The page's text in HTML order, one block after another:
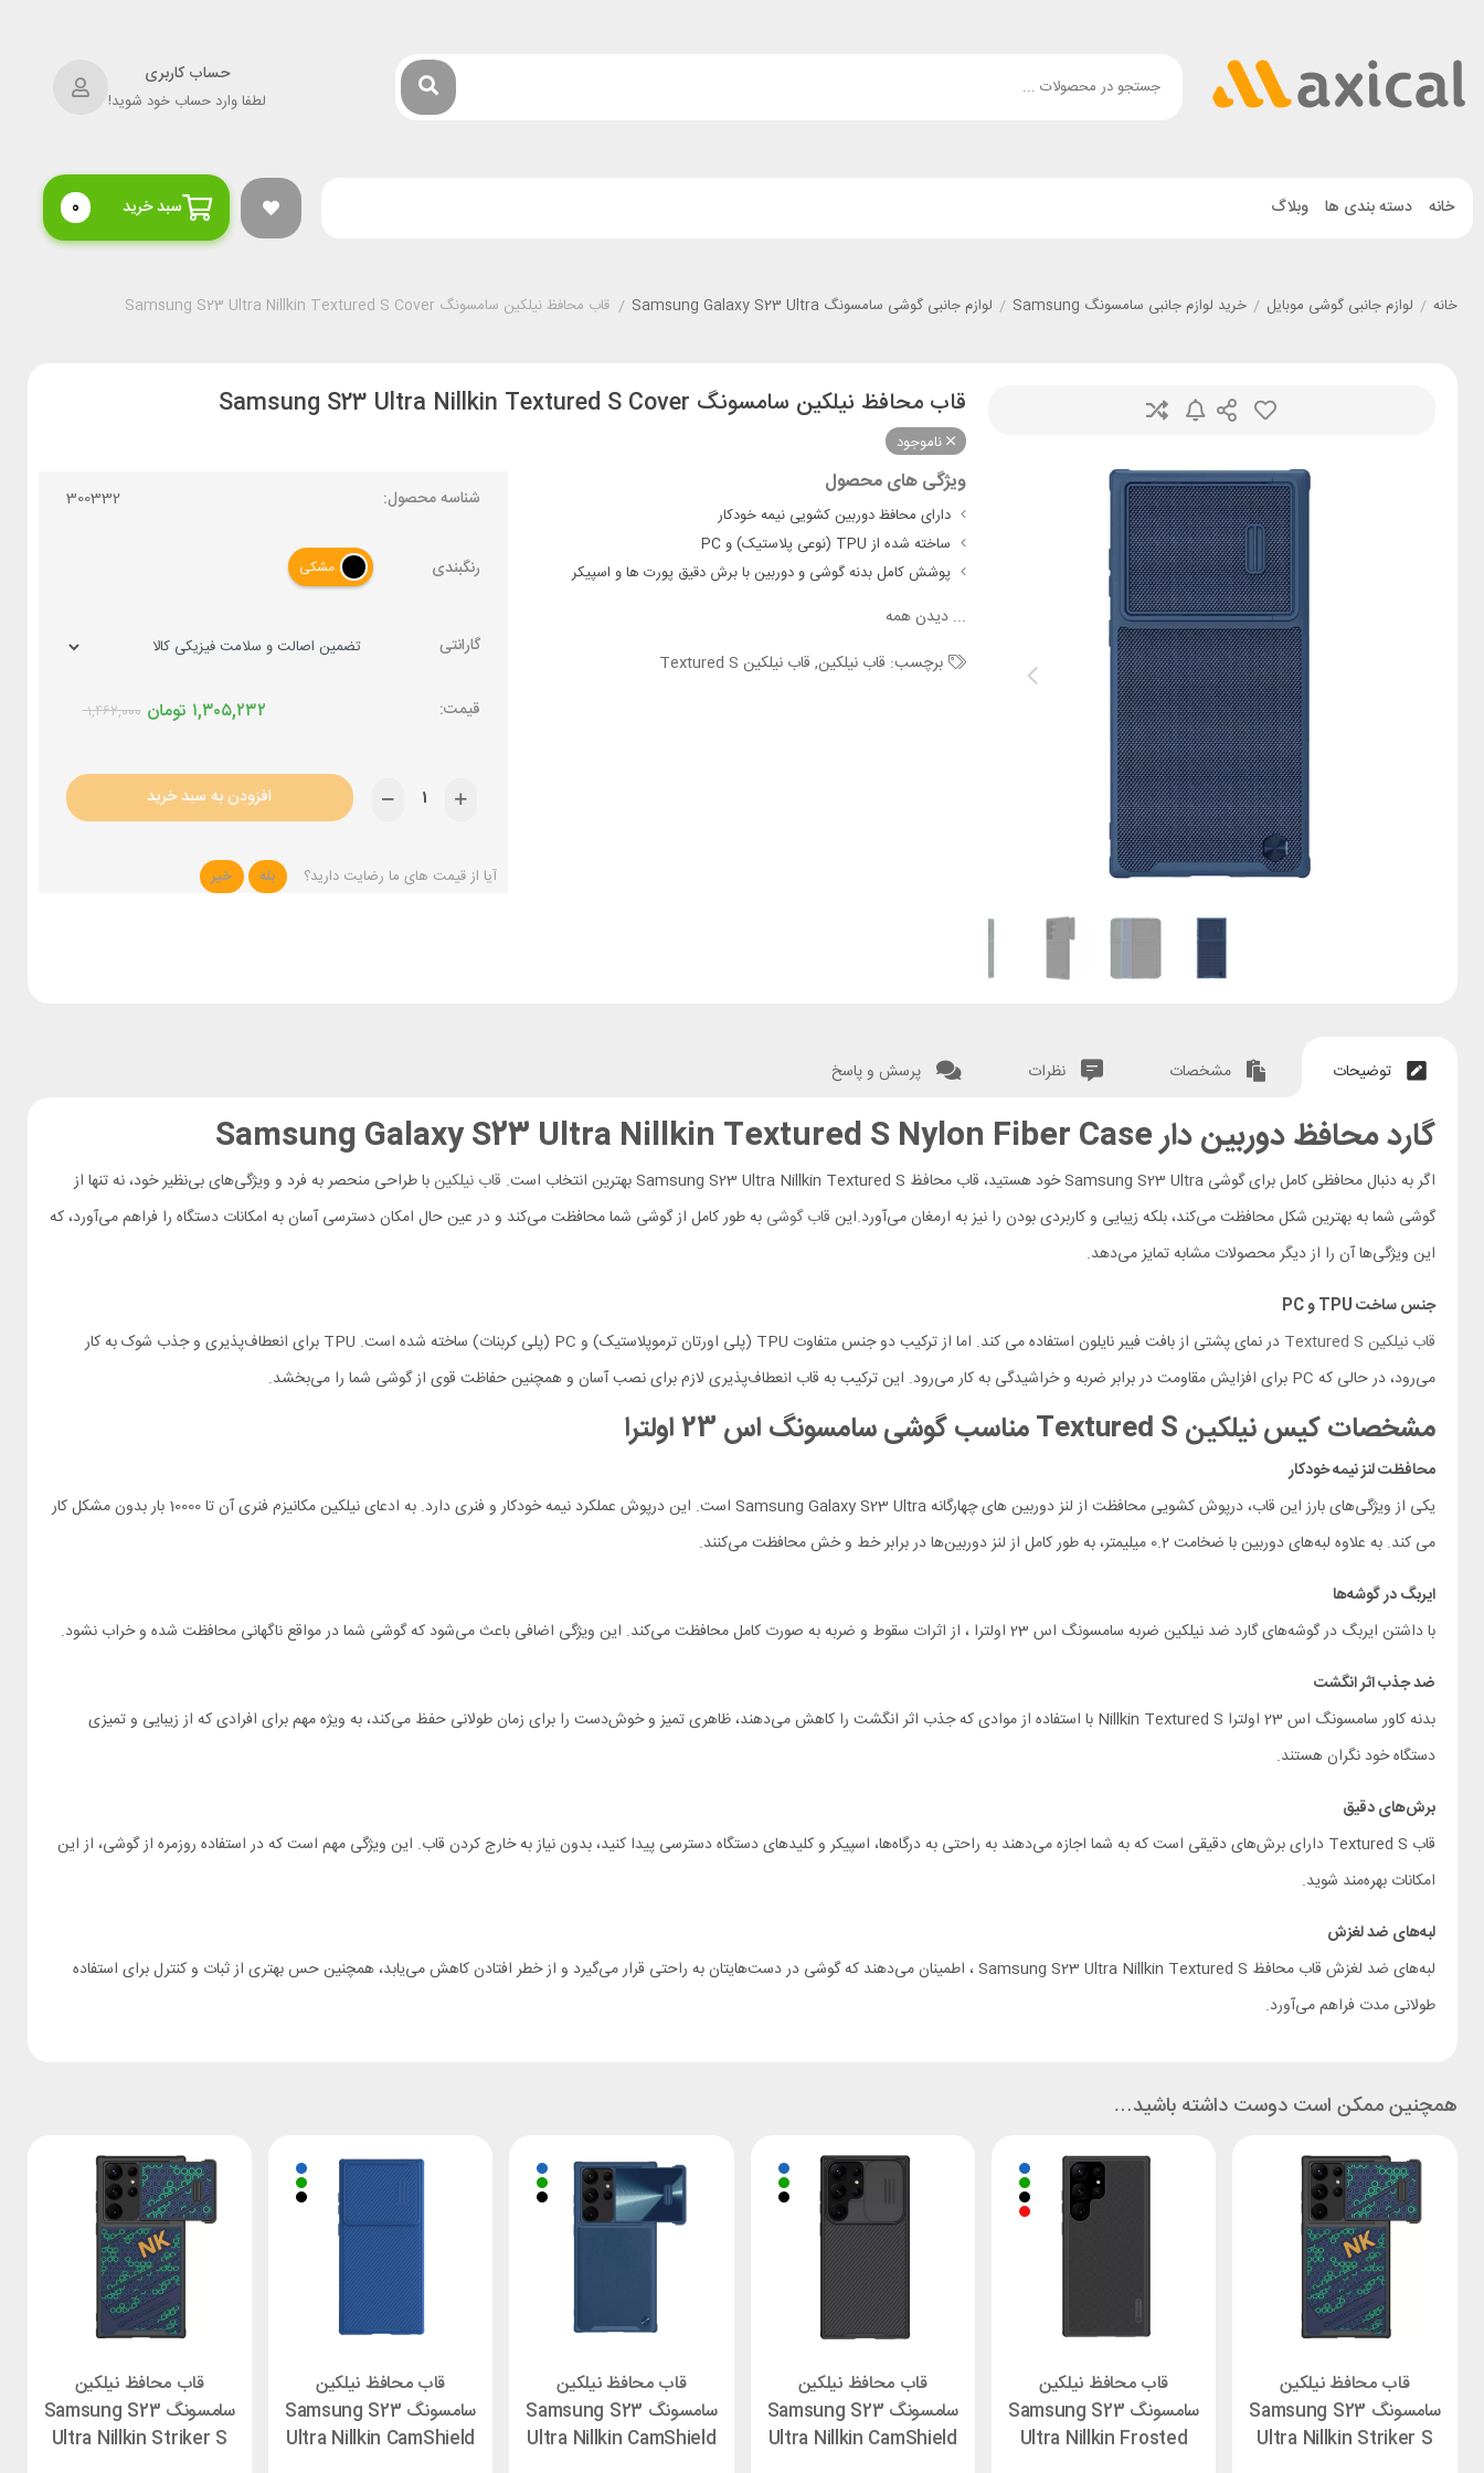
حساب کاربری
لطفا وارد حساب خود شوید!
خانه دسته بندی ها وبلاگ سبد خرید 0
خانه / لوازم جانبی گوشی موبایل / خرید لوازم جانبی سامسونگ Samsung / لوازم جانبی گوشی سامسونگ Samsung Galaxy S23 Ultra / قاب محافظ نیلکین سامسونگ Samsung S23 Ultra Nillkin Textured S Cover
قاب محافظ نیلکین سامسونگ Samsung S23 Ultra Nillkin Textured S Cover
ناموجود
ویژگی های محصول
دارای محافظ دوربین کشویی نیمه خودکار
ساخته شده از TPU (نوعی پلاستیک) و PC
پوشش کامل بدنه گوشی و دوربین با برش دقیق پورت ها و اسپیکر
...دیدن همه
برچسب: قاب نیلکین, قاب نیلکین Textured S
شناسه محصول: 300332
رنگبندی مشکی
گارانتی
۱,۴۶۲,۰۰۰ تومان ۱,۳۰۵,۲۳۲
افزودن به سبد خرید
آیا از قیمت های ما رضایت دارید؟ بله خیر
توضیحات مشخصات نظرات پرسش و پاسخ
گارد محافظ دوربین دار Samsung Galaxy S23 Ultra Nillkin Textured S Nylon Fiber Case
اگر به دنبال محافظی کامل برای گوشی Samsung S23 Ultra خود هستید، قاب محافظ Samsung S23 Ultra Nillkin Textured S بهترین انتخاب است. قاب نیلکینبا طراحی منحصر به فرد و ویژگی‌های بی‌نظیر خود، نه تنها از
گوشی شما به بهترین شکل محافظت می‌کند، بلکه زیبایی و کاربردی بودن را نیز به ارمغان می‌آورد.این قاب گوشی به طور کامل از گوشی شما محافظت می‌کند و در عین حال امکان دسترسی آسان به امکانات دستگاه را فراهم می‌آورد، که
این ویژگی‌ها آن را از دیگر محصولات مشابه تمایز می‌دهد.
جنس ساخت TPU و PC
قاب نیلکین Textured S
در نمای پشتی از بافت فیبر نایلون استفاده می کند. اما از ترکیب دو جنس متفاوت TPU (پلی اورتان ترموپلاستیک) و PC (پلی کربنات) ساخته شده است. TPU برای انعطاف‌پذیری و جذب شوک به کار
می‌رود، در حالی که PC برای افزایش مقاومت در برابر ضربه و خراشیدگی به کار می‌رود. این ترکیب به قاب انعطاف‌پذیری لازم برای نصب آسان و همچنین حفاظت قوی از گوشی شما را می‌بخشد.
مشخصات کیس نیلکین مناسب گوشیسامسونگ اس 23 اولترا
محافظت لنز نیمه خودکار
یکی از ویژگی‌های بارز این قاب، درپوش کشویی محافظت از لنز دوربین های چهارگانه Samsung Galaxy S23 Ultra است. این درپوش عملکرد نیمه خودکار و فنری دارد. به ادعای نیلکین مکانیزم فنری آن تا 10000 بار بدون مشکل کار
می کند. به علاوه لبه‌های دوربین با ضخامت 0.2 میلیمتر، به طور کامل از لنز دوربین‌ها در برابر خط و خش محافظت می‌کنند.
ایربگ در گوشه‌ها
با داشتن ایربگ در گوشه‌های گارد ضد نیلکین ضربه سامسونگ اس 23 اولترا ، از اثرات سقوط و ضربه به صورت کامل محافظت می‌کند. این ویژگی اضافی باعث می‌شود که گوشی شما در مواقع ناگهانی محافظت شده و خراب نشود.
ضد جذب اثر انگشت
بدنه کاور سامسونگ اس 23 اولترا Nillkin Textured S با استفاده از موادی که جذب اثر انگشت را کاهش می‌دهند، ظاهری تمیز و خوش‌دست را برای زمان طولانی حفظ می‌کند، به ویژه مهم برای افرادی که از زیبایی و تمیزی
دستگاه خود نگران هستند.
برش‌های دقیق
قاب Textured S دارای برش‌های دقیقی است که به شما اجازه می‌دهند به راحتی به درگاه‌ها، اسپیکر و کلیدهای دستگاه دسترسی پیدا کنید، بدون نیاز به خارج کردن قاب. این ویژگی مهم است که در استفاده روزمره از گوشی، از این
امکانات بهره‌مند شوید.
لبه‌های ضد لغزش
لبه‌های ضد لغزش قاب محافظ Samsung S23 Ultra Nillkin Textured S ، اطمینان می‌دهند که گوشی در دست‌هایتان به راحتی قرار می‌گیرد و از خطر افتادن کاهش می‌یابد، همچنین حس بهتری از ثبات و کنترل برای استفاده
طولانی مدت فراهم می‌آورد.
همچنین ممکن است دوست داشته باشید…
قاب محافظ نیلکین
سامسونگ Samsung S23
Ultra Nillkin Striker S
قاب محافظ نیلکین
سامسونگ Samsung S23
Ultra Nillkin Frosted
قاب محافظ نیلکین
سامسونگ Samsung S23
Ultra Nillkin CamShield
قاب محافظ نیلکین
سامسونگ Samsung S23
Ultra Nillkin CamShield
قاب محافظ نیلکین
سامسونگ Samsung S23
Ultra Nillkin CamShield
قاب محافظ نیلکین
سامسونگ Samsung S23
Ultra Nillkin Striker S